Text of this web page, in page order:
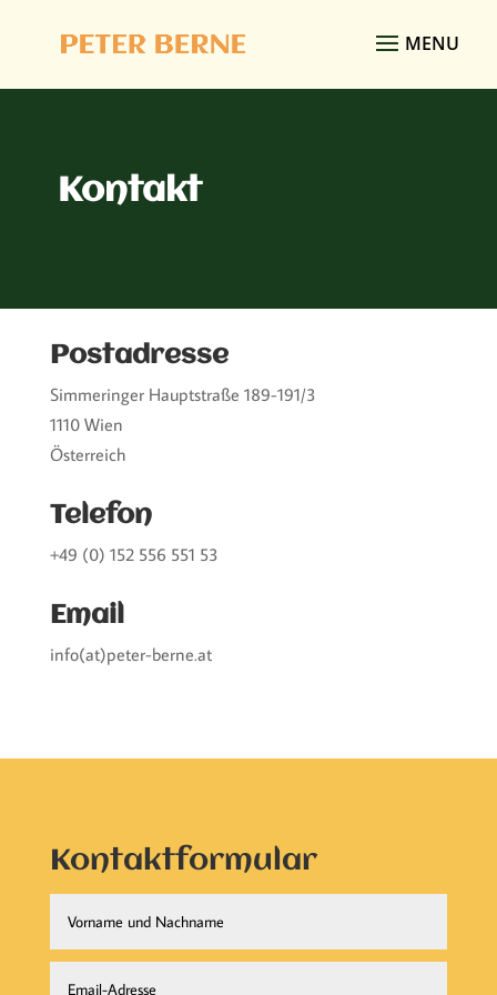
Kontakt
Postadresse
Simmeringer Hauptstraße 189-191/3
1110 Wien
Österreich
Telefon
+49 (0) 152 556 551 53
Email
info(at)peter-berne.at
Kontaktformular